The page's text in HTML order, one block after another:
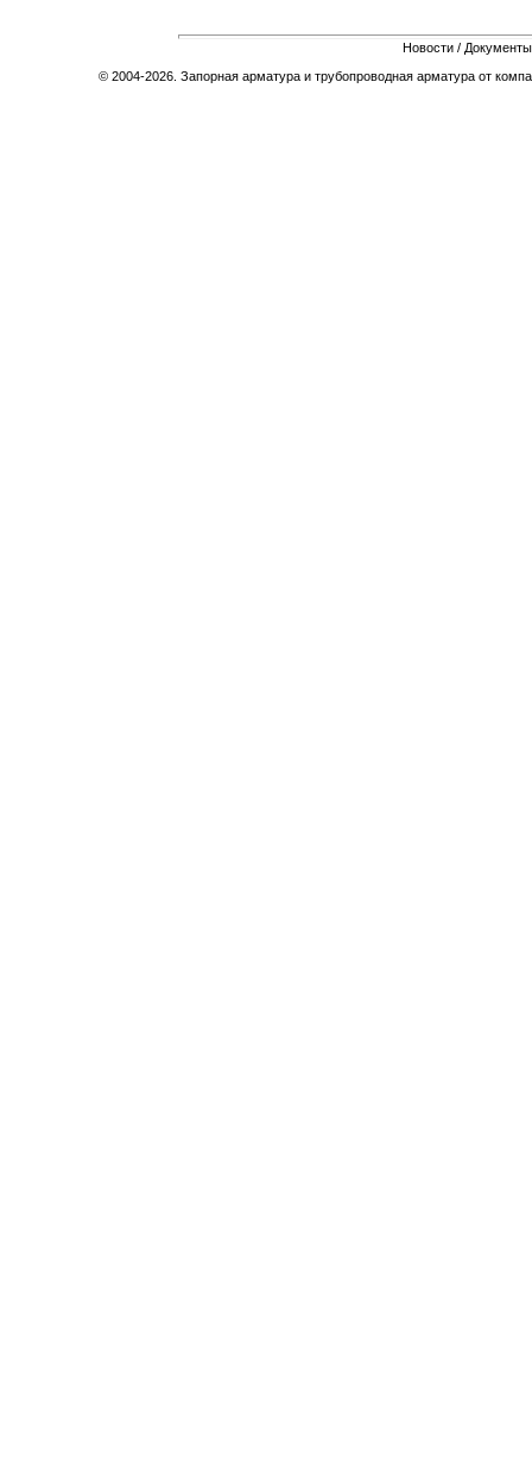
Новости / Документы
© 2004-2026. Запорная арматура и трубопроводная арматура от